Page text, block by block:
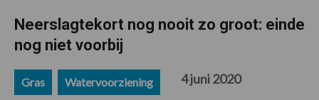
Neerslagtekort nog nooit zo groot: einde
nog niet voorbij
Gras Watervoorziening 4 juni 2020